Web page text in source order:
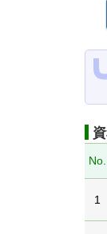
No.
1